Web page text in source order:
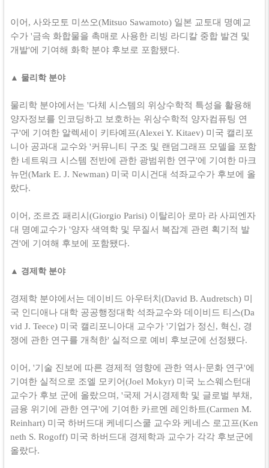
이어, 사와모토 미쓰오(Mitsuo Sawamoto) 일본 교토대 명예교
수가 '금속 화합물을 촉매로 사용한 리빙 라디칼 중합 발견 및
개발'에 기여해 화학 분야 후보로 포함됐다.
▲ 물리학 분야
물리학 분야에서는 '다체 시스템의 위상수학적 특성을 활용해
양자정보를 인코딩하고 보호하는 위상수학적 양자컴퓨팅 연
구'에 기여한 알렉세이 키타예프(Alexei Y. Kitaev) 미국 캘리포
니아 공과대 교수와 '커뮤니티 구조 및 랜덤그래프 모델을 포함
한 네트워크 시스템 전반에 관한 광범위한 연구'에 기여한 마크
뉴먼(Mark E. J. Newman) 미국 미시건대 석좌교수가 후보에 올
랐다.
이어, 조르죠 패리시(Giorgio Parisi) 이탈리아 로마 라 사피엔자
대 명예교수가 '양자 색역학 및 무질서 복잡계 관련 획기적 발
견'에 기여해 후보에 포함됐다.
▲ 경제학 분야
경제학 분야에서는 데이비드 아우터치(David B. Audretsch) 미
국 인디애나 대학 공공행정대학 석좌교수와 데이비드 티스(Da
vid J. Teece) 미국 캘리포니아대 교수가 '기업가 정신, 혁신, 경
쟁에 관한 연구를 개척한' 실적으로 예비 후보군에 선정됐다.
이어, '기술 진보에 따른 경제적 영향에 관한 역사·문화 연구'에
기여한 실적으로 조엘 모키어(Joel Mokyr) 미국 노스웨스턴대
교수가 후보 군에 올랐으며, '국제 거시경제학 및 글로벌 부채,
금융 위기에 관한 연구'에 기여한 카르멘 레인하트(Carmen M.
Reinhart) 미국 하버드대 케네디스쿨 교수와 케네스 로고프(Ken
neth S. Rogoff) 미국 하버드대 경제학과 교수가 각각 후보군에
올랐다.